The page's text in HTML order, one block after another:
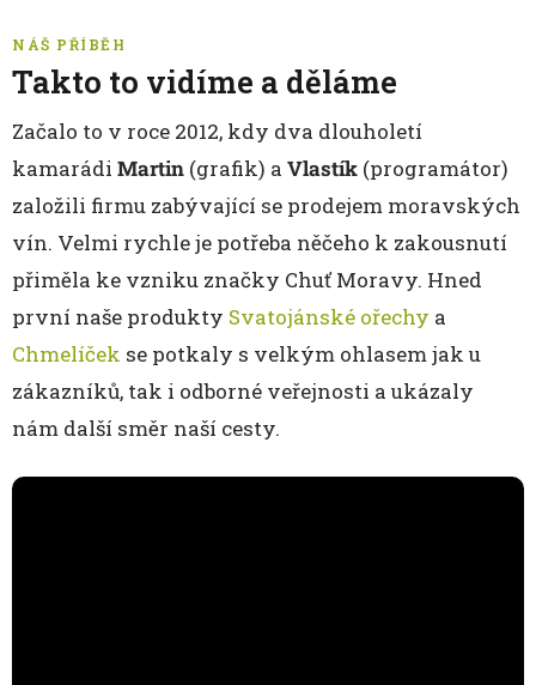
NÁŠ PŘÍBĚH
Takto to vidíme a děláme
Začalo to v roce 2012, kdy dva dlouholetí
kamarádi Martin (grafik) a Vlastík (programátor)
založili firmu zabývající se prodejem moravských
vín. Velmi rychle je potřeba něčeho k zakousnutí
přiměla ke vzniku značky Chuť Moravy. Hned
první naše produkty Svatojánské ořechy a
Chmelíček se potkaly s velkým ohlasem jak u
zákazníků, tak i odborné veřejnosti a ukázaly
nám další směr naší cesty.